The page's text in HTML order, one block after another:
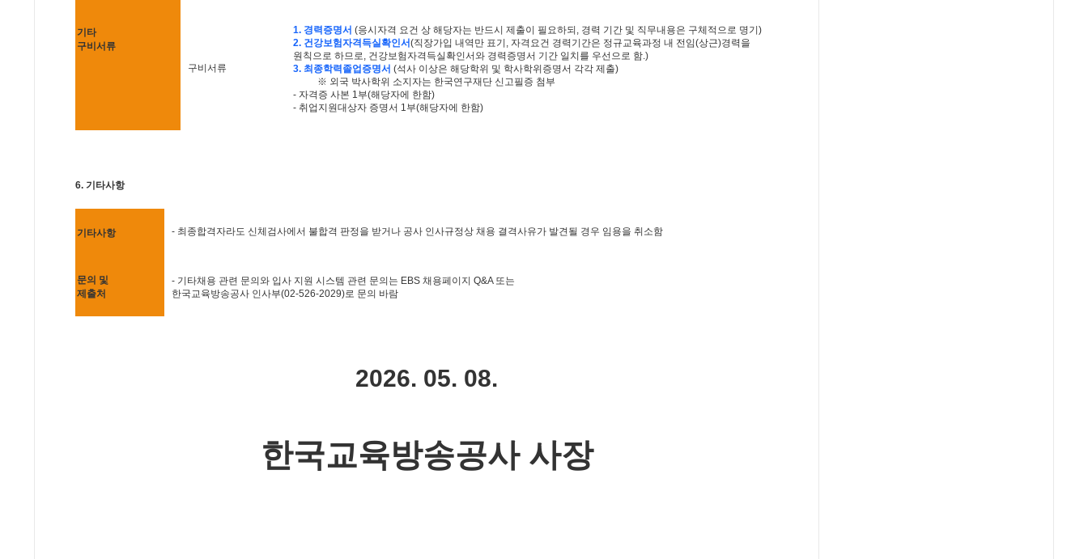
기타
구비서류
구비서류
1. 경력증명서 (응시자격 요건 상 해당자는 반드시 제출이 필요하되, 경력 기간 및 직무내용은 구체적으로 명기)
2. 건강보험자격득실확인서(직장가입 내역만 표기, 자격요건 경력기간은 정규교육과정 내 전임(상근)경력을
원칙으로 하므로, 건강보험자격득실확인서와 경력증명서 기간 일치를 우선으로 함.)
3. 최종학력졸업증명서 (석사 이상은 해당학위 및 학사학위증명서 각각 제출)
※ 외국 박사학위 소지자는 한국연구재단 신고필증 첨부
- 자격증 사본 1부(해당자에 한함)
- 취업지원대상자 증명서 1부(해당자에 한함)
6. 기타사항
기타사항 - 최종합격자라도 신체검사에서 불합격 판정을 받거나 공사 인사규정상 채용 결격사유가 발견될 경우 임용을 취소함
문의 및
제출처
- 기타채용 관련 문의와 입사 지원 시스템 관련 문의는 EBS 채용페이지 Q&A 또는
한국교육방송공사 인사부(02-526-2029)로 문의 바람
2026. 05. 08.
한국교육방송공사 사장